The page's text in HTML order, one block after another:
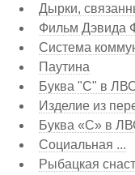
Дырки,
Фильм Дэвида
Система
Паутина
Буква "С" в
Изделие из
Буква «С» в
Социальная ...
Рыбацкая